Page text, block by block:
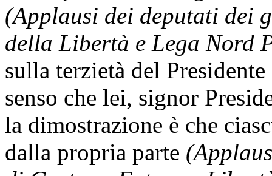
(Applausi dei deputati dei
della Libertà e Lega Nord
sulla terzietà del
senso che lei, signor
la dimostrazione è che
dalla propria parte